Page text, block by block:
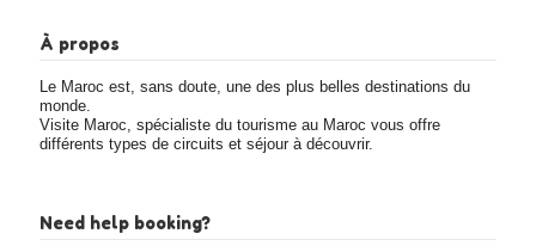
À propos
Le Maroc est, sans doute, une des plus belles destinations du
monde.
Visite Maroc, spécialiste du tourisme au Maroc vous offre
différents types de circuits et séjour à découvrir.
Need help booking?